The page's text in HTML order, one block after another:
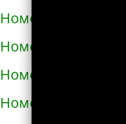
Номера
Номера
Номера
Номера